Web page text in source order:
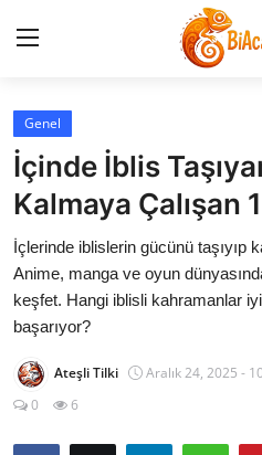
Anasayfa
İletişim
Genel
Anime Önerileri
Kore Dünyası
Anime Karakterleri
Genel
İçinde İblis
Kalmaya Çalışan
İçlerinde iblislerin gücünü taşıyıp
Anime, manga ve oyun
keşfet. Hangi iblisli kahramanlar
başarıyor?
Ateşli Tilki Aralık 24, 2025 -
0
6